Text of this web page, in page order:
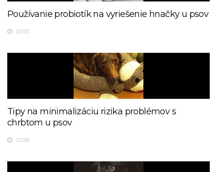
Používanie probiotík na vyriešenie hnačky u psov
2013
Tipy na minimalizáciu rizika problémov s
chrbtom u psov
2018